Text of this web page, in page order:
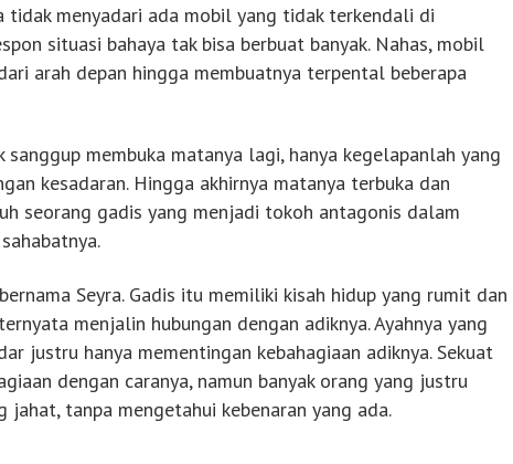
menyadari ada mobil yang tidak terkendali di
situasi bahaya tak bisa berbuat banyak. Nahas, mobil
arah depan hingga membuatnya terpental beberapa
membuka matanya lagi, hanya kegelapanlah yang
kesadaran. Hingga akhirnya matanya terbuka dan
seorang gadis yang menjadi tokoh antagonis dalam
Seyra. Gadis itu memiliki kisah hidup yang rumit dan
menjalin hubungan dengan adiknya. Ayahnya yang
justru hanya mementingan kebahagiaan adiknya. Sekuat
dengan caranya, namun banyak orang yang justru
jahat, tanpa mengetahui kebenaran yang ada.